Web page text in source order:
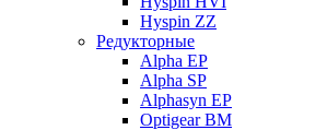
Hyspin ZZ
Редукторные
Alpha EP
Alpha SP
Alphasyn EP
Optigear BM